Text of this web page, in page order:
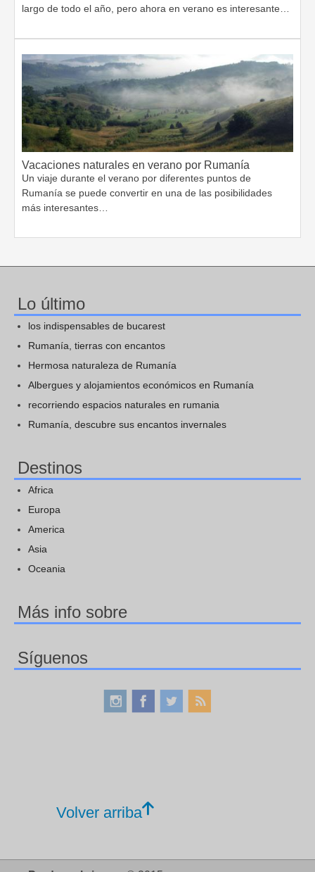
largo de todo el año, pero ahora en verano es interesante…
Vacaciones naturales en verano por Rumanía
Un viaje durante el verano por diferentes puntos de
Rumanía se puede convertir en una de las posibilidades
más interesantes…
Lo último
los indispensables de bucarest
Rumanía, tierras con encantos
Hermosa naturaleza de Rumanía
Albergues y alojamientos económicos en Rumanía
recorriendo espacios naturales en rumania
Rumanía, descubre sus encantos invernales
Destinos
Africa
Europa
America
Asia
Oceania
Más info sobre
Síguenos
Volver arriba